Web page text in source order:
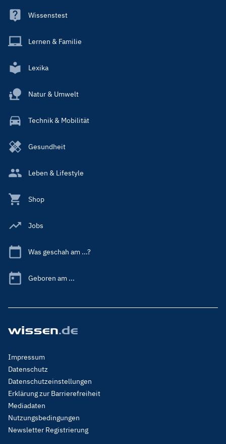
Wissenstest
Lernen & Familie
Lexika
Natur & Umwelt
Technik & Mobilität
Gesundheit
Leben & Lifestyle
Shop
Jobs
Was geschah am ...?
Geboren am ...
Footer
Menu
Legal
Impressum
Datenschutz
Datenschutzeinstellungen
Erklärung zur Barrierefreiheit
Mediadaten
Nutzungsbedingungen
Newsletter Registrierung